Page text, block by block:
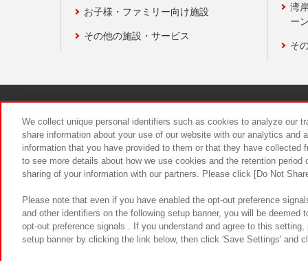
お子様・ファミリー向け施設
その他の施設・サービス
湾
ー
そ
食品のご
We collect unique personal identifiers such as cookies to analyze our
share information about your use of our website with our analytics and
information that you have provided to them or that they have
to see more details about how we use cookies and the retention
sharing of your information with our partners. Please click [Do Not
Please note that even if you have enabled the opt-out preference
and other identifiers on the following setup banner, you will be
opt-out preference signals . If you understand and agree to this
setup banner by clicking the link below, then click 'Save Settings' and